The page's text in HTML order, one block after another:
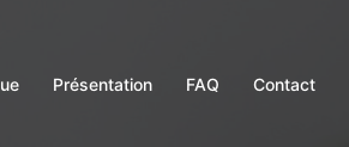
Présentation FAQ Contact